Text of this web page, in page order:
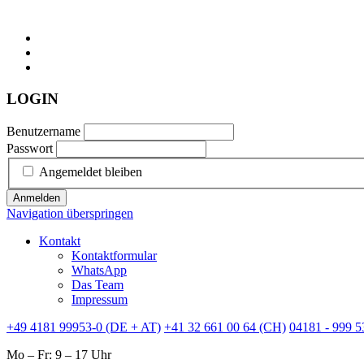
LOGIN
Benutzername
Passwort
Angemeldet bleiben
Anmelden
Navigation überspringen
Kontakt
Kontaktformular
WhatsApp
Das Team
Impressum
+49 4181 99953-0 (DE + AT) +41 32 661 00 64 (CH) 04181 - 999
Mo – Fr: 9 – 17 Uhr